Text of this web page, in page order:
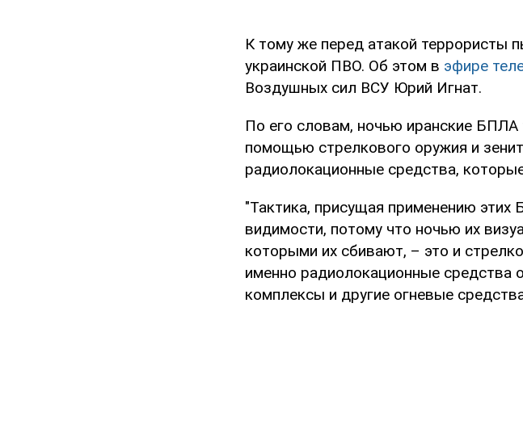
К тому же перед атакой террористы
украинской ПВО. Об этом в эфире
Воздушных сил ВСУ Юрий Игнат.
По его словам, ночью иранские БПЛА
помощью стрелкового оружия и
радиолокационные средства,
"Тактика, присущая применению
видимости, потому что ночью их
которыми их сбивают, – это и
именно радиолокационные средства
комплексы и другие огневые